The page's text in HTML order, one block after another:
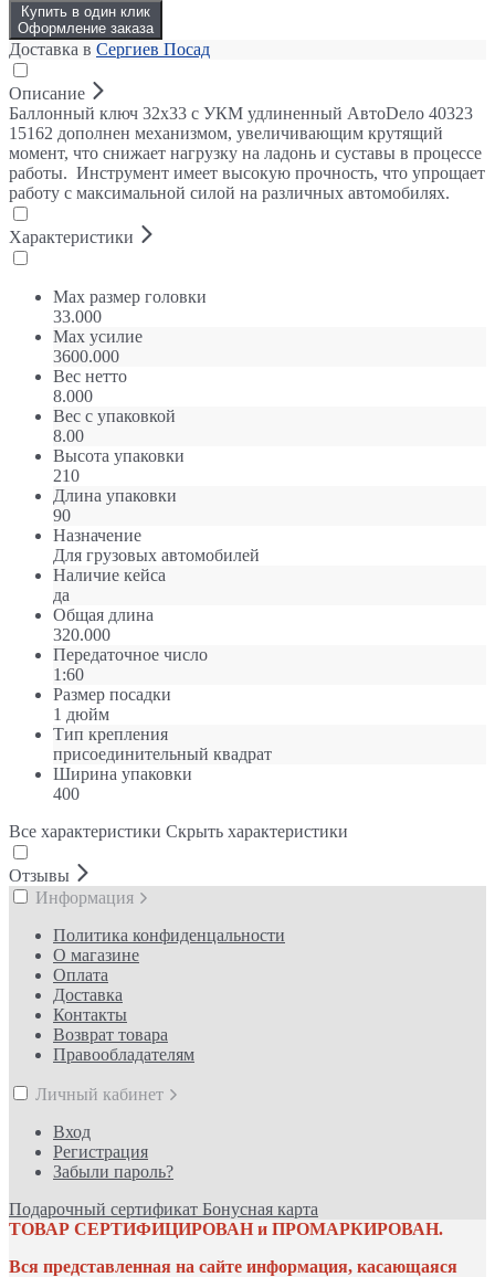
Купить в один клик
Оформление заказа
Доставка в Сергиев Посад
Описание
Баллонный ключ 32х33 с УКМ удлиненный АвтоDело 40323
15162 дополнен механизмом, увеличивающим крутящий
момент, что снижает нагрузку на ладонь и суставы в процессе
работы. Инструмент имеет высокую прочность, что упрощает
работу с максимальной силой на различных автомобилях.
Характеристики
Max размер головки
33.000
Max усилие
3600.000
Вес нетто
8.000
Вес с упаковкой
8.00
Высота упаковки
210
Длина упаковки
90
Назначение
Для грузовых автомобилей
Наличие кейса
да
Общая длина
320.000
Передаточное число
1:60
Размер посадки
1 дюйм
Тип крепления
присоединительный квадрат
Ширина упаковки
400
Все характеристики Скрыть характеристики
Отзывы
Информация
Политика конфиденцальности
О магазине
Оплата
Доставка
Контакты
Возврат товара
Правообладателям
Личный кабинет
Вход
Регистрация
Забыли пароль?
Подарочный сертификат Бонусная карта
ТОВАР СЕРТИФИЦИРОВАН и ПРОМАРКИРОВАН.
Вся представленная на сайте информация, касающаяся